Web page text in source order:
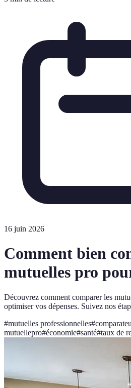
16 juin 2026
Comment bien
mutuelles pro
Découvrez comment comparer les
optimiser vos dépenses. Suivez nos
#mutuelles professionnelles#
mutuellepro#économie#santé#taux de